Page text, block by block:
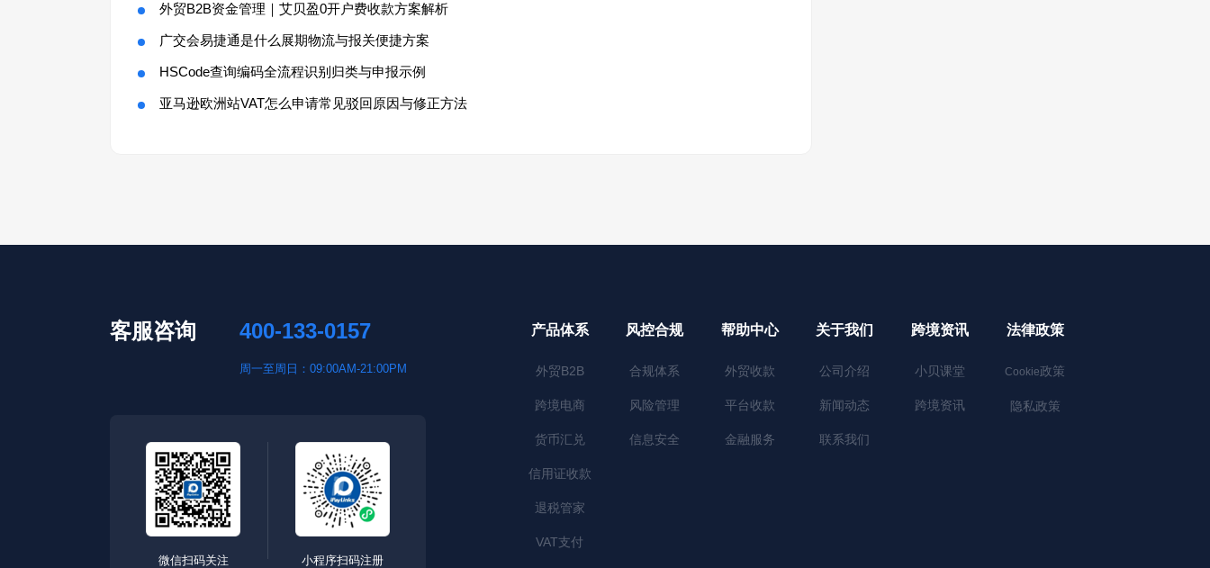
外贸B2B资金管理｜艾贝盈0开户费收款方案解析
广交会易捷通是什么展期物流与报关便捷方案
HSCode查询编码全流程识别归类与申报示例
亚马逊欧洲站VAT怎么申请常见驳回原因与修正方法
客服咨询 400-133-0157
周一至周日：09:00AM-21:00PM
微信扫码关注 小程序扫码注册
产品体系
外贸B2B
跨境电商
货币汇兑
信用证收款
退税管家
VAT支付
风控合规
合规体系
风险管理
信息安全
帮助中心
外贸收款
平台收款
金融服务
关于我们
公司介绍
新闻动态
联系我们
跨境资讯
小贝课堂
跨境资讯
法律政策
Cookie政策
隐私政策